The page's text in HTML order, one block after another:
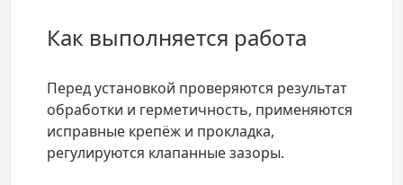
Как выполняется работа
Перед установкой проверяются результат
обработки и герметичность, применяются
исправные крепёж и прокладка,
регулируются клапанные зазоры.